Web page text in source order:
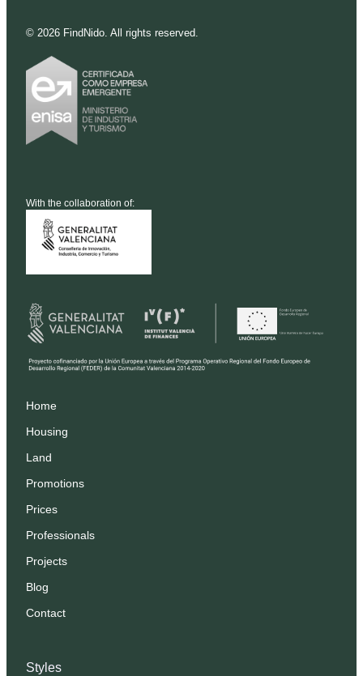
© 2026 FindNido. All rights reserved.
With the collaboration of:
Styles
Home
Housing
Land
Promotions
Prices
Professionals
Projects
Blog
Contact